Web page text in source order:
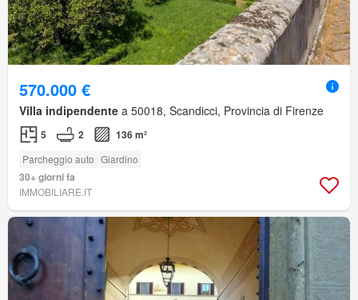
570.000 €
Villa indipendente a 50018, Scandicci, Provincia di Firenze
5 2 136 m²
Parcheggio auto Giardino
30+ giorni fa
IMMOBILIARE.IT